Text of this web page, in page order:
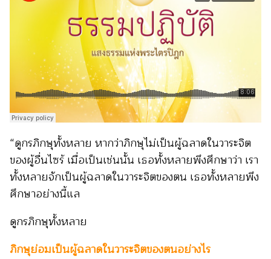
“ดูกรภิกษุทั้งหลาย หากว่าภิกษุไม่เป็นผู้ฉลาดในวาระจิต
ของผู้อื่นไซร้ เมื่อเป็นเช่นนั้น เธอทั้งหลายพึงศึกษาว่า เรา
ทั้งหลายจักเป็นผู้ฉลาดในวาระจิตของตน เธอทั้งหลายพึง
ศึกษาอย่างนี้แล
ดูกรภิกษุทั้งหลาย
ภิกษุย่อมเป็นผู้ฉลาดในวาระจิตของตนอย่างไร